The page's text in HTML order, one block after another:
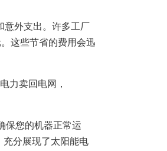
意外支出。许多工厂
这些节省的费用会迅
力卖回电网，
保您的机器正常运
分展现了太阳能电